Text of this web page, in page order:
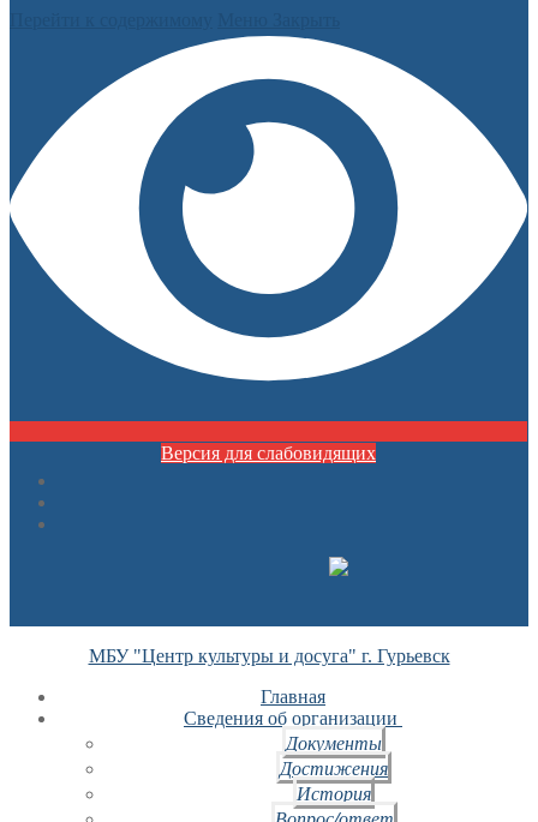
Версия для слабовидящих
МБУ "Центр культуры и досуга" г. Гурьевск
Главная
Сведения об организации
Документы
Достижения
История